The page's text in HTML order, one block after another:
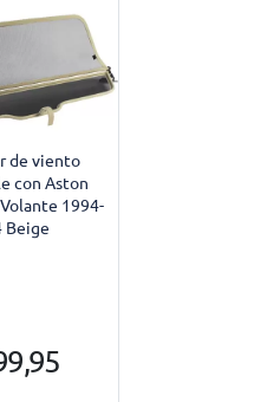
de viento
con Aston
1994-
Beige